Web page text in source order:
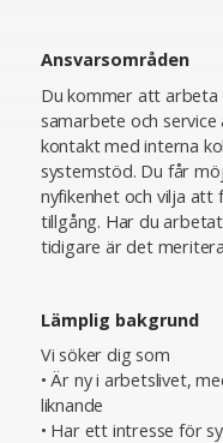
Ansvarsområden
Du kommer att
samarbete och
kontakt med interna
systemstöd. Du får
nyfikenhet och vilja att
tillgång. Har du
tidigare är det
Lämplig bakgrund
Vi söker dig som
• Är ny i arbetslivet,
liknande
• Har ett intresse för